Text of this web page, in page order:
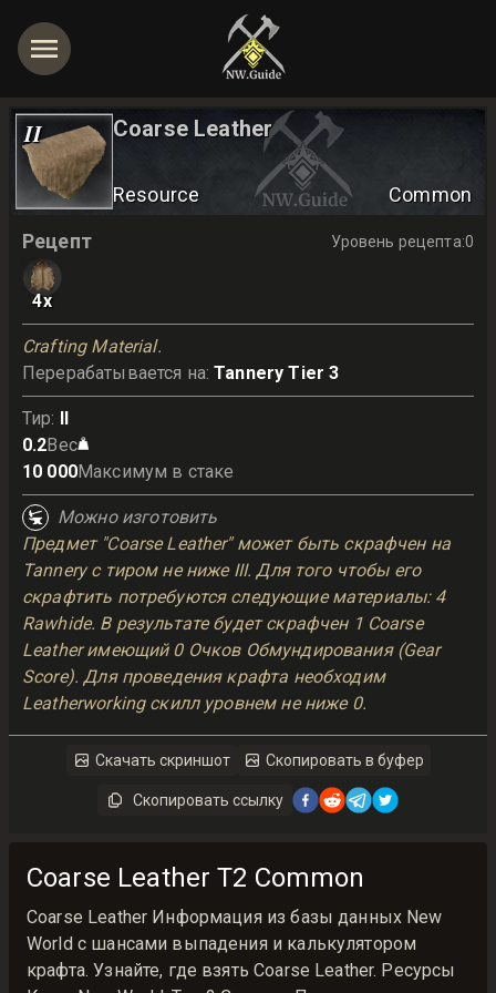
II Coarse Leather
Resource
Common
Рецепт
Уровень рецепта:0
4x
Crafting Material.
Перерабатывается на: Tannery Tier 3
Тир: II
0.2Вес
10 000Максимум в стаке
Можно изготовить
Предмет "Coarse Leather" может быть скрафчен на
Tannery с тиром не ниже III. Для того чтобы его
скрафтить потребуются следующие материалы: 4
Rawhide. В результате будет скрафчен 1 Coarse
Leather имеющий 0 Очков Обмундирования (Gear
Score). Для проведения крафта необходим
Leatherworking скилл уровнем не ниже 0.
Скачать скриншот Скопировать в буфер
Скопировать ссылку
Coarse Leather T2 Common
Coarse Leather Информация из базы данных New
World с шансами выпадения и калькулятором
крафта. Узнайте, где взять Coarse Leather. Ресурсы